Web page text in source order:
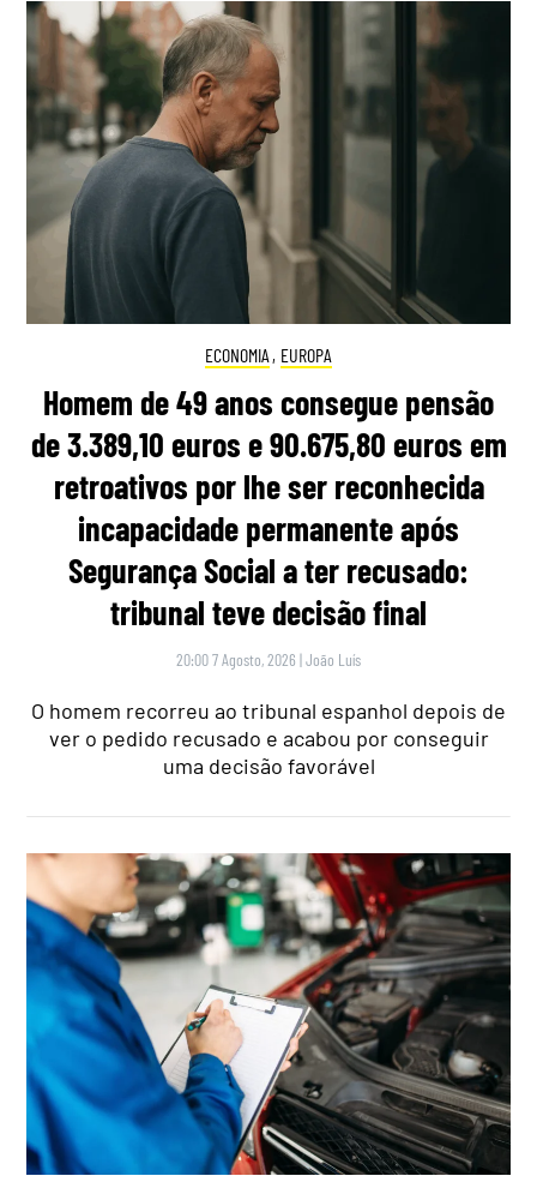
ECONOMIA , EUROPA
Homem de 49 anos consegue pensão
de 3.389,10 euros e 90.675,80 euros em
retroativos por lhe ser reconhecida
incapacidade permanente após
Segurança Social a ter recusado:
tribunal teve decisão final
20:00 7 Agosto, 2026 |João Luís
O homem recorreu ao tribunal espanhol depois de
ver o pedido recusado e acabou por conseguir
uma decisão favorável